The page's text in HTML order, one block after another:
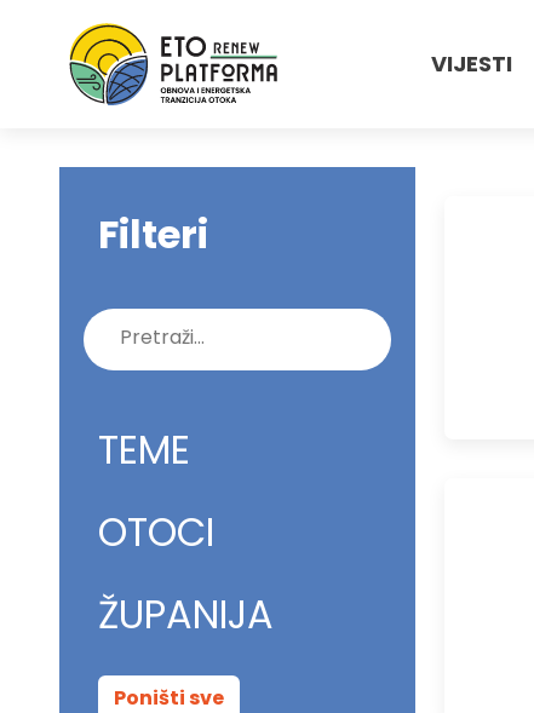
VIJESTI
Filteri
Pretraži:
TEME
OTOCI
ŽUPANIJA
Poništi sve